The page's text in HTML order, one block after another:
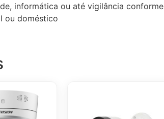
informática ou até vigilância
ou doméstico